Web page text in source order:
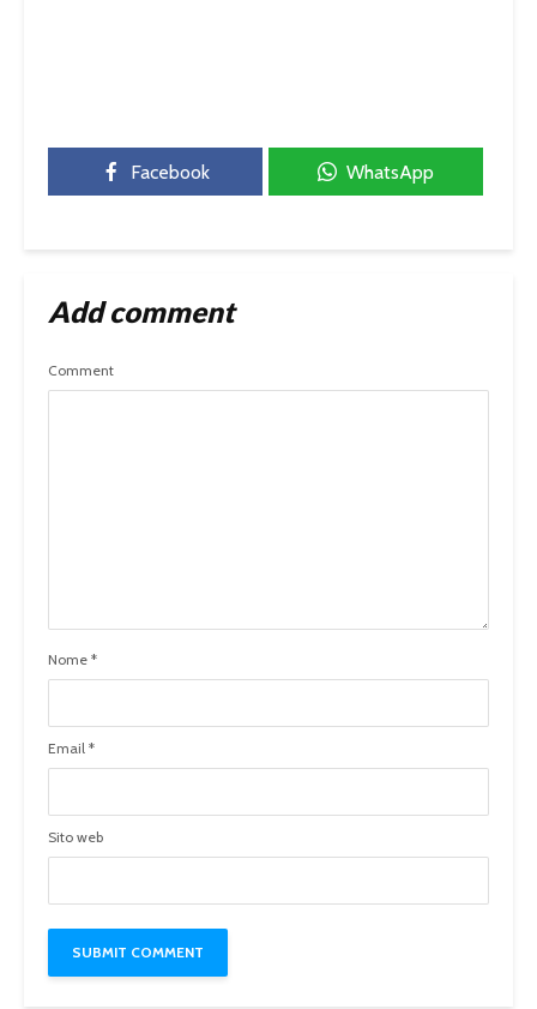
Facebook WhatsApp
Add comment
Comment
Nome *
Email *
Sito web